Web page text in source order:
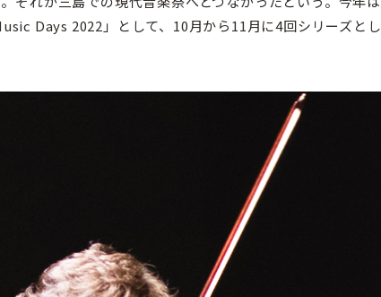
Days 2022」として、10月から11月に4回シリーズとし